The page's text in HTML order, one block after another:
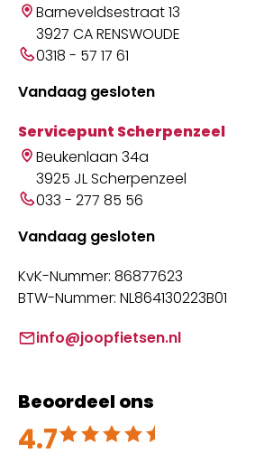
Barneveldsestraat 13
3927 CA RENSWOUDE
0318 - 57 17 61
Vandaag gesloten
Servicepunt Scherpenzeel
Beukenlaan 34a
3925 JL Scherpenzeel
033 - 277 85 56
Vandaag gesloten
KvK-Nummer: 86877623
BTW-Nummer: NL864130223B01
info@joopfietsen.nl
Beoordeel ons
4.7
Beoordeeld met 4.7 uit 5